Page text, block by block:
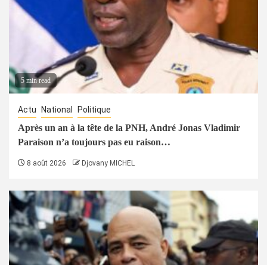
5 min read
Actu National Politique
Après un an à la tête de la PNH, André Jonas Vladimir
Paraison n’a toujours pas eu raison…
8 août 2026 Djovany MICHEL